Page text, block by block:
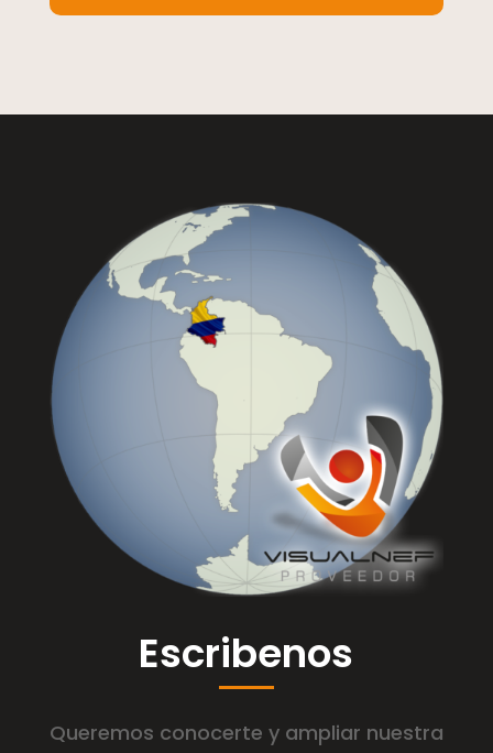
Escribenos
Queremos conocerte y ampliar nuestra